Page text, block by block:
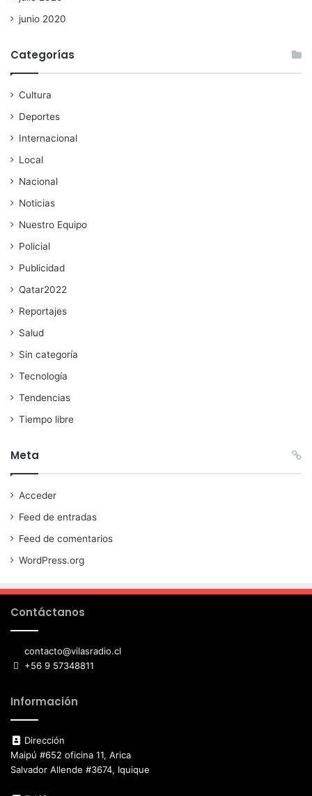
junio 2020
Categorías
Cultura
Deportes
Internacional
Local
Nacional
Noticias
Nuestro Equipo
Policial
Publicidad
Qatar2022
Reportajes
Salud
Sin categoría
Tecnología
Tendencias
Tiempo libre
Meta
Acceder
Feed de entradas
Feed de comentarios
WordPress.org
Contáctanos
contacto@vilasradio.cl
+56 9 57348811
Información
Dirección
Maipú #652 oficina 11, Arica
Salvador Allende #3674, Iquique